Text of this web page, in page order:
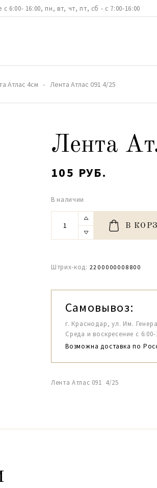
6:00- 16:00, пн, вт, чт, пт, сб - с 7:00-16:00
Атлас 4см Лента Атлас 091 4/25
Лента
105 РУБ.
В наличии
В
Штрих-код: 2200000008800
Самовывоз:
г. Краснодар, ул. Им.
Среда и воскресение с
Возможна доставка по
Лента Атлас 091 4/25